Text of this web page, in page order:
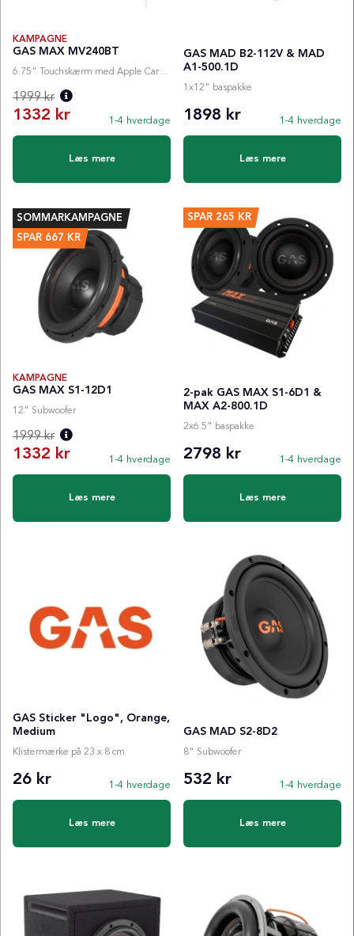
KAMPAGNE
GAS MAX MV240BT
6.75" Touchskærm med Apple Carplay
1332 kr
Normalpris:
1999 kr
1-4 hverdage
Læs mere
GAS MAD B2-112V & MAD
A1-500.1D
1x12" baspakke
1898 kr 1-4 hverdage
Læs mere
SOMMARKAMPAGNE
SPAR 667 KR
KAMPAGNE
GAS MAX S1-12D1
12" Subwoofer
1332 kr
Normalpris:
1999 kr
1-4 hverdage
Læs mere
SPAR 265 KR
2-pak GAS MAX S1-6D1 &
MAX A2-800.1D
2x6.5" baspakke
2798 kr 1-4 hverdage
Læs mere
GAS Sticker "Logo", Orange,
Medium
Klistermærke på 23 x 8 cm
26 kr 1-4 hverdage
Læs mere
GAS MAD S2-8D2
8" Subwoofer
532 kr 1-4 hverdage
Læs mere